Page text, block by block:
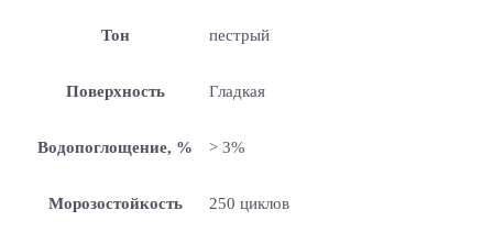
Тон пестрый
Поверхность Гладкая
Водопоглощение, % > 3%
Морозостойкость 250 циклов